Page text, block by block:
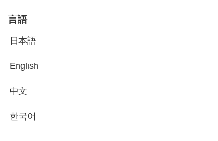
言語
日本語
English
中文
한국어